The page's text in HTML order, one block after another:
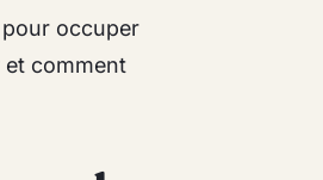
pour occuper
et comment